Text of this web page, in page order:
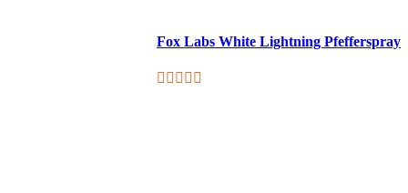
Fox Labs White Lightning Pfefferspray